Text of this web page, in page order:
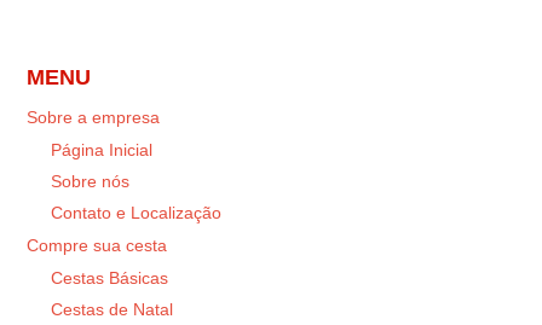
MENU
Sobre a empresa
Página Inicial
Sobre nós
Contato e Localização
Compre sua cesta
Cestas Básicas
Cestas de Natal